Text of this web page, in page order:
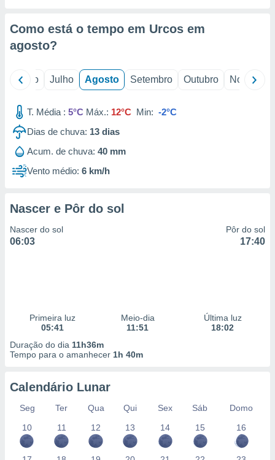
através
estudos
de
Como está o tempo em Urcos em
agosto?
Junho Julho Agosto Setembro Outubro Novembro
T. Média : 5°C Máx.: 12°C Min: -2°C
Dias de chuva: 13 dias
Acum. de chuva: 40 mm
Vento médio: 6 km/h
Nascer e Pôr do sol
Nascer do sol
06:03
Pôr do sol
17:40
Primeira luz
05:41
Meio-dia
11:51
Última luz
18:02
Duração do dia 11h36m
Tempo para o amanhecer 1h 40m
Calendário Lunar
Seg Ter Qua Qui Sex Sáb
Domo
10
11 12 13 14 15 16